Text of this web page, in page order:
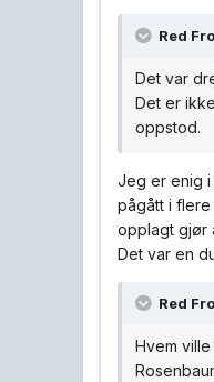
Red
Det var
Det er
oppstod.
Jeg er enig i
pågått i flere
opplagt gjør
Det var en
Red
Hvem